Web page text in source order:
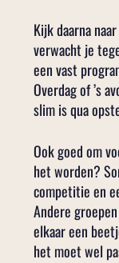
Kijk daarna
verwacht je
een vast
Overdag of ’s
slim is qua
Ook goed om
het worden?
competitie en
Andere
elkaar een
het moet wel